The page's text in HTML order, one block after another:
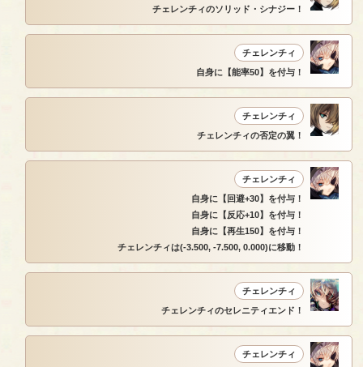
チェレンチィのソリッド・シナジー！
チェレンチィ
自身に【能率50】を付与！
チェレンチィ
チェレンチィの否定の翼！
チェレンチィ
自身に【回避+30】を付与！
自身に【反応+10】を付与！
自身に【再生150】を付与！
チェレンチィは(-3.500, -7.500, 0.000)に移動！
チェレンチィ
チェレンチィのセレニティエンド！
チェレンチィ